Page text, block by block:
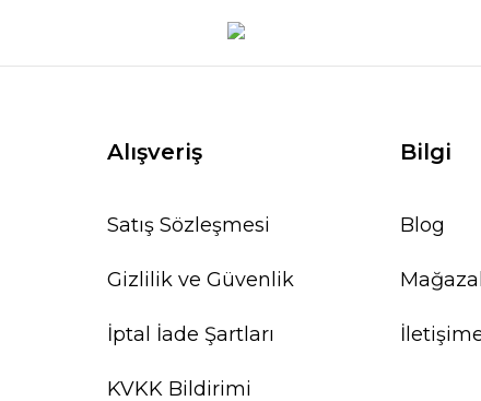
Alışveriş
Satış Sözleşmesi
Gizlilik ve Güvenlik
İptal İade Şartları
KVKK Bildirimi
Bilgi
Blog